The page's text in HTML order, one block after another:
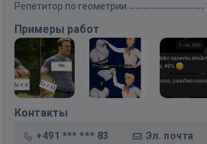
Репетитор по геометрии
Примеры работ
Контакты
+491 *** *** 83 Эл. почта